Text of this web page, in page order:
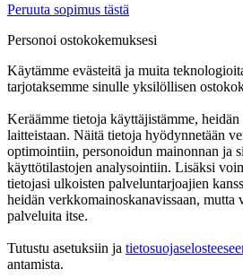
Peruuta sopimus tästä
Personoi ostokokemuksesi
Käytämme evästeitä ja muita
tarjotaksemme sinulle yksilöllisen
Keräämme tietoja käyttäjistämme,
laitteistaan. Näitä tietoja hyödynnetään
optimointiin, personoidun mainonnan ja
käyttötilastojen analysointiin. Lisäksi
tietojasi ulkoisten palveluntarjoajien
heidän verkkomainoskanavissaan, mutta
palveluita itse.
Tutustu asetuksiin ja
antamista.